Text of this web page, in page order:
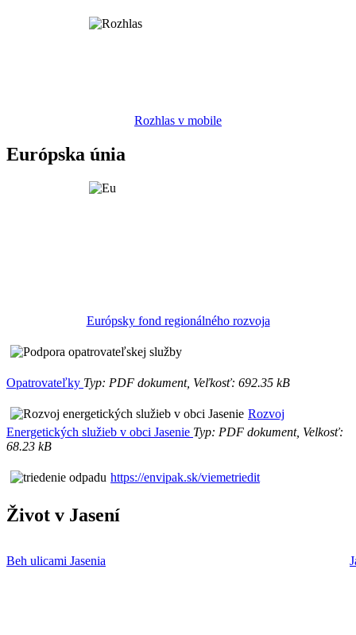
Rozhlas v mobile
Európska únia
Európsky fond regionálného rozvoja
Opatrovateľky Typ: PDF dokument, Veľkosť: 692.35 kB
Rozvoj
Energetických služieb v obci Jasenie Typ: PDF dokument, Velkosť:
68.23 kB
https://envipak.sk/viemetriedit
Život v Jasení
Beh ulicami Jasenia